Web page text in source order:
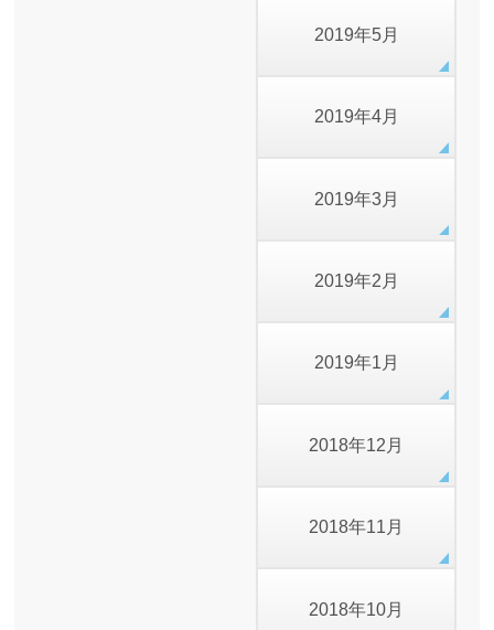
2019年5月
2019年4月
2019年3月
2019年2月
2019年1月
2018年12月
2018年11月
2018年10月